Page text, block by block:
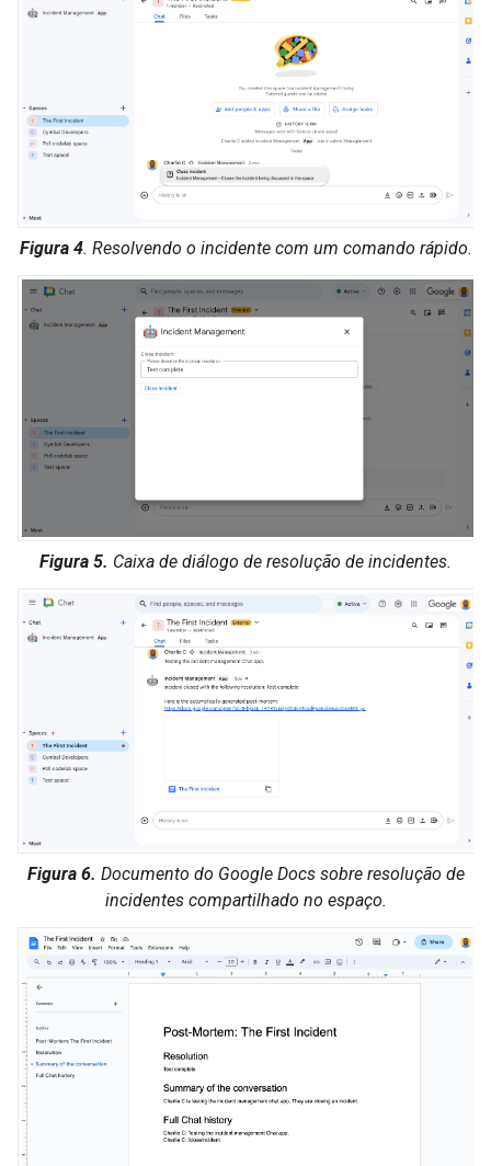
Figura 4. Resolvendo o incidente com um comando rápido.
Figura 5. Caixa de diálogo de resolução de incidentes.
Figura 6. Documento do Google Docs sobre resolução de
incidentes compartilhado no espaço.